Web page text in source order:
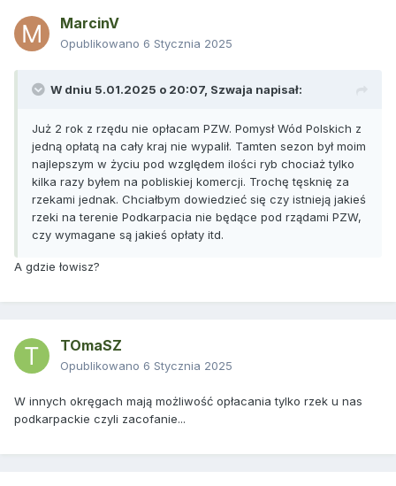
MarcinV
Opublikowano 6 Stycznia 2025
W dniu 5.01.2025 o 20:07, Szwaja napisał:
Już 2 rok z rzędu nie opłacam PZW. Pomysł Wód Polskich z
jedną opłatą na cały kraj nie wypalił. Tamten sezon był moim
najlepszym w życiu pod względem ilości ryb chociaż tylko
kilka razy byłem na pobliskiej komercji. Trochę tęsknię za
rzekami jednak. Chciałbym dowiedzieć się czy istnieją jakieś
rzeki na terenie Podkarpacia nie będące pod rządami PZW,
czy wymagane są jakieś opłaty itd.
A gdzie łowisz?
TOmaSZ
Opublikowano 6 Stycznia 2025
W innych okręgach mają możliwość opłacania tylko rzek u nas
podkarpackie czyli zacofanie...